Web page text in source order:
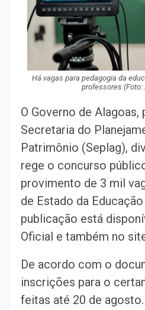
Há vagas para pedagogia da
professores (Foto:
O Governo de Alagoas,
Secretaria do
Patrimônio (Seplag),
rege o concurso
provimento de 3 mil
de Estado da
publicação está
Oficial e também no
De acordo com o
inscrições para o
feitas até 20 de